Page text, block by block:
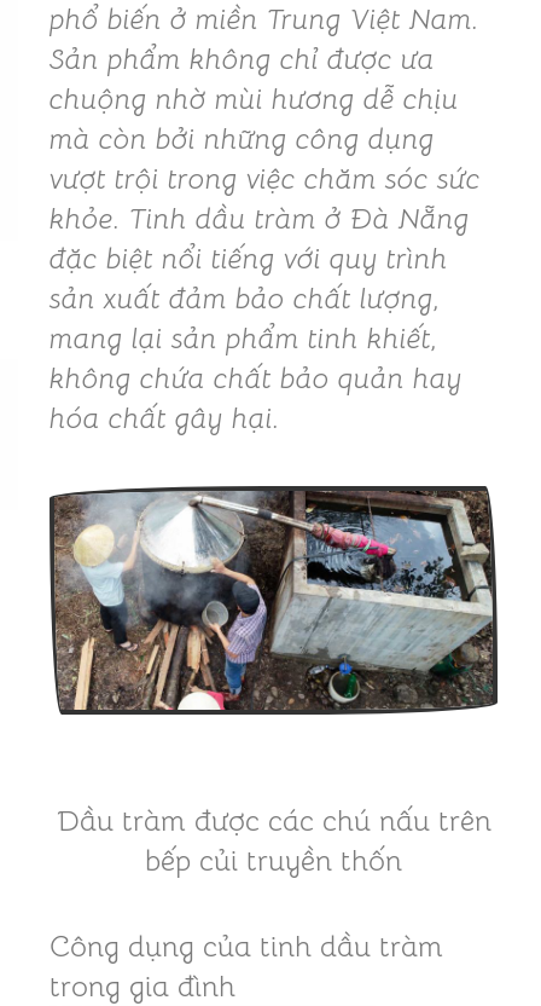
phổ biến ở miền Trung Việt Nam.
Sản phẩm không chỉ được ưa
chuộng nhờ mùi hương dễ chịu
mà còn bởi những công dụng
vượt trội trong việc chăm sóc sức
khỏe. Tinh dầu tràm ở Đà Nẵng
đặc biệt nổi tiếng với quy trình
sản xuất đảm bảo chất lượng,
mang lại sản phẩm tinh khiết,
không chứa chất bảo quản hay
hóa chất gây hại.
Dầu tràm được các chú nấu trên
bếp củi truyền thốn
Công dụng của tinh dầu tràm
trong gia đình